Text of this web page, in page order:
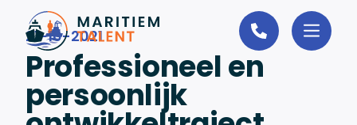
Ga naar de inhoud
21-10-2021
Professioneel en
persoonlijk